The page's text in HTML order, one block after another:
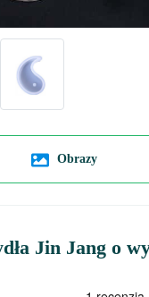
Obrazy
Jin Jang o